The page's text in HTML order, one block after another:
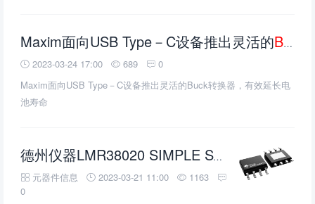
Maxim面向USB Type－C设备推出灵活的Buck转换器
2023-03-24 17:00 689
0
Maxim面向USB Type－C设备推出灵活的Buck转换器，有效延长电
池寿命
德州仪器LMR38020 SIMPLE SWITCHER
元器件信息 2023-03-21 11:00
1163
0